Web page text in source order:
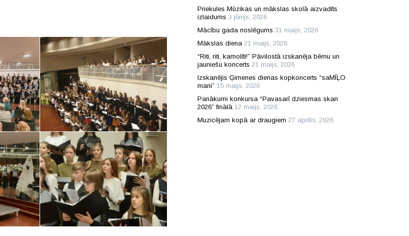
Priekules Mūzikas un mākslas skolā aizvadīts
izlaidums 3 jūnijs, 2026
Mācību gada noslēgums 31 maijs, 2026
Mākslas diena 21 maijs, 2026
“Riti, riti, kamolīti!” Pāvilostā izskanēja bērnu un
jauniešu koncerts 21 maijs, 2026
Izskanējis Ģimenes dienas kopkoncerts “saMĪĻO
mani” 15 maijs, 2026
Panākumi konkursa “Pavasarī dziesmas skan
2026” finālā 12 maijs, 2026
Muzicējam kopā ar draugiem 27 aprīlis, 2026